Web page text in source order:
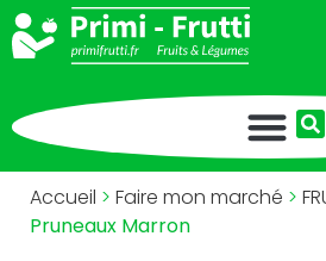
Accueil > Faire mon marché >
Pruneaux Marron